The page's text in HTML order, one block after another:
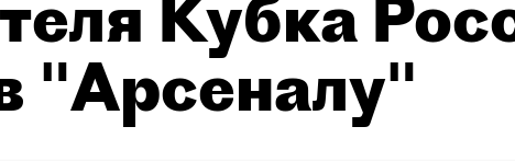
Кубка
"Арсеналу"